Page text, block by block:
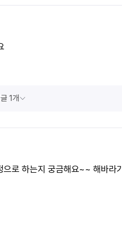
1개
으로 하는지 궁금해요~~ 해바라